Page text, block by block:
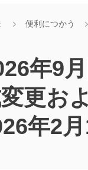
便利につかう
年9
更お
年2月